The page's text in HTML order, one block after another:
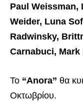
Paul
Weider, Luna
Radwinsky,
Carnabuci,
Το “Anora” θα
Οκτωβρίου.